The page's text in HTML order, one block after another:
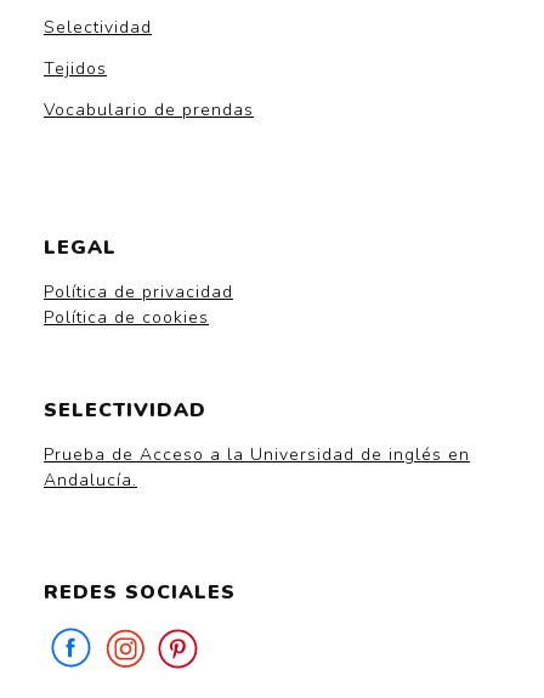
Selectividad
Tejidos
Vocabulario de prendas
LEGAL
Política de privacidad
Política de cookies
SELECTIVIDAD
Prueba de Acceso a la Universidad de inglés en
Andalucía.
REDES SOCIALES